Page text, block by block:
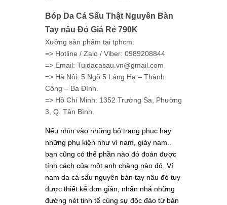
Bóp Da Cá Sấu Thật Nguyên Bàn
Tay nâu Đỏ Giá Rẻ 790K
Xưởng sản phẩm tại tphcm:
=> Hotline / Zalo / Viber: 0989208844
=> Email: Tuidacasau.vn@gmail.com
=> Hà Nội: 5 Ngõ 5 Láng Hạ – Thành
Công – Ba Đình.
=> Hồ Chí Minh: 1352 Trường Sa, Phường
3, Q. Tân Bình.
Nếu nhìn vào những bộ trang phục hay
những phụ kiện như ví nam, giày nam..
bạn cũng có thể phần nào đó đoán được
tính cách của một anh chàng nào đó. Ví
nam da cá sấu nguyên bàn tay nâu đỏ tuy
được thiết kế đơn giản, nhấn nhá những
đường nét tinh tế cùng sự độc đáo từ bàn